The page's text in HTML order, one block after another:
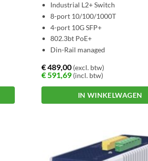
Industrial L2+ Switch
8-port 10/100/1000T
4-port 10G SFP+
802.3bt PoE+
Din-Rail managed
€489,00(excl. btw)
€591,69(incl. btw)
IN WINKELWAGEN